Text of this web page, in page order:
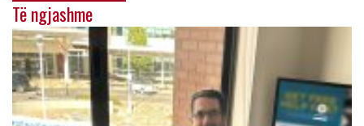
Të ngjashme